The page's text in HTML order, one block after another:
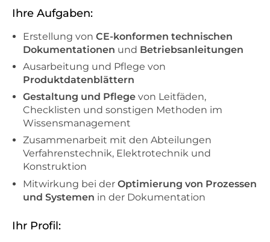
Ihre Aufgaben:
Erstellung von CE-konformen technischen
Dokumentationen und Betriebsanleitungen
Ausarbeitung und Pflege von
Produktdatenblättern
Gestaltung und Pflege von Leitfäden,
Checklisten und sonstigen Methoden im
Wissensmanagement
Zusammenarbeit mit den Abteilungen
Verfahrenstechnik, Elektrotechnik und
Konstruktion
Mitwirkung bei der Optimierung von Prozessen
und Systemen in der Dokumentation
Ihr Profil: